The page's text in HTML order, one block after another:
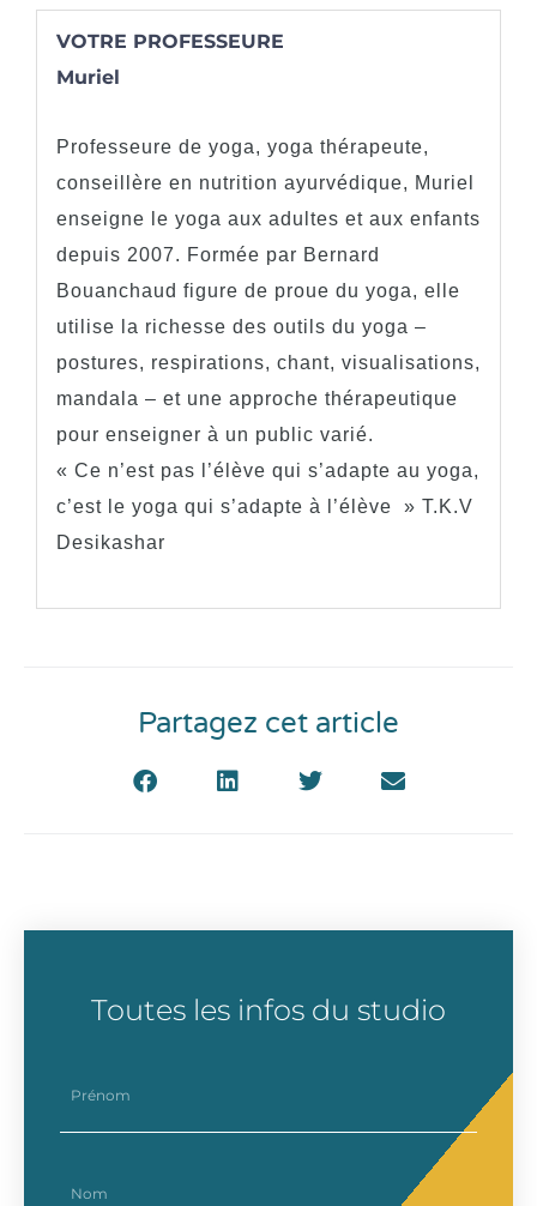
VOTRE PROFESSEURE
Muriel
Professeure de yoga, yoga thérapeute,
conseillère en nutrition ayurvédique, Muriel
enseigne le yoga aux adultes et aux enfants
depuis 2007. Formée par Bernard
Bouanchaud figure de proue du yoga, elle
utilise la richesse des outils du yoga –
postures, respirations, chant, visualisations,
mandala – et une approche thérapeutique
pour enseigner à un public varié.
« Ce n’est pas l’élève qui s’adapte au yoga,
c’est le yoga qui s’adapte à l’élève » T.K.V
Desikashar
Partagez cet article
Toutes les infos du studio